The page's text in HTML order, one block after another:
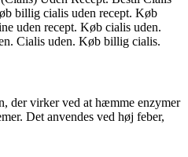
billig cialis uden recept. Køb
uden recept. Køb cialis uden.
Cialis uden. Køb billig cialis.
der virker ved at hæmme enzymer
Det anvendes ved høj feber,